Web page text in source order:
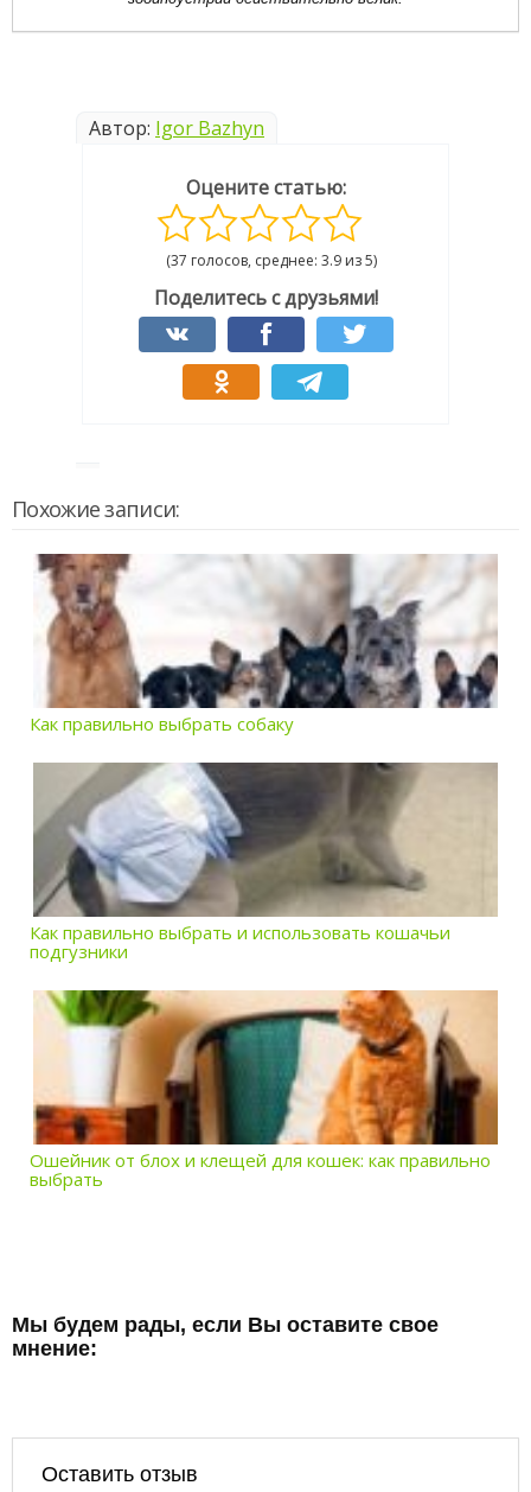
Автор: Igor Bazhyn
Оцените статью:
(37 голосов, среднее: 3.9 из 5)
Поделитесь с друзьями!
Похожие записи:
Как правильно выбрать собаку
Как правильно выбрать и использовать кошачьи
подгузники
Ошейник от блох и клещей для кошек: как правильно
выбрать
Мы будем рады, если Вы оставите свое
мнение:
Оставить отзыв